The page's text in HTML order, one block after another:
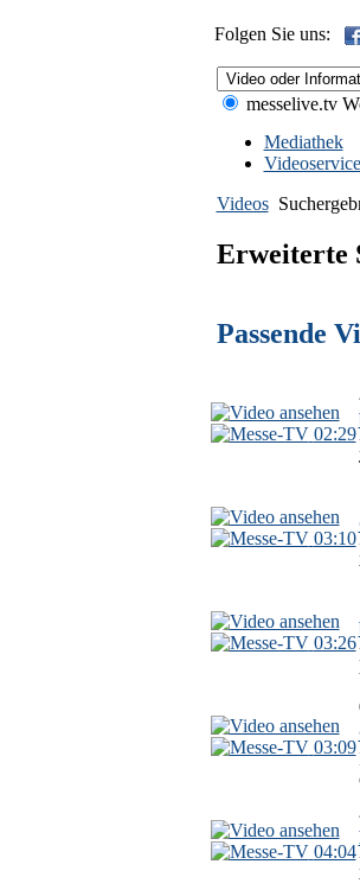
Folgen Sie uns:
messelive.tv
Mediathek
Videos
Erweiterte
Passende
02:29
03:10
03:26
03:09
04:04